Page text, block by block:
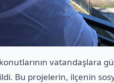
vatandaşlara
Bu projelerin, ilçenin